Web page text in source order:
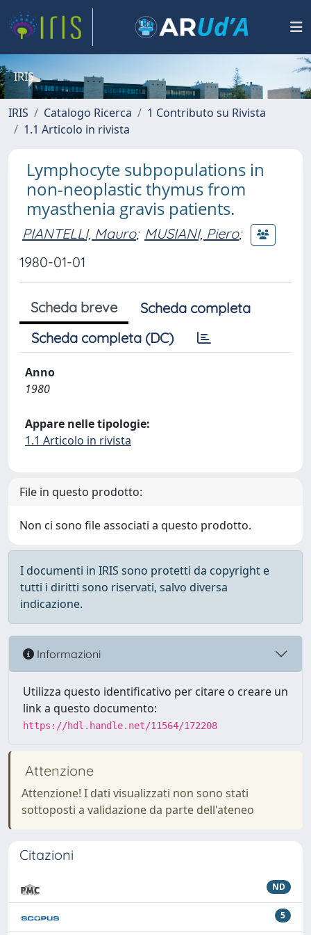
IRIS
IRIS Catalogo Ricerca
1 Contributo su Rivista
1.1 Articolo in rivista
Lymphocyte subpopulations in
non-neoplastic thymus from
myasthenia gravis patients.
PIANTELLI, Mauro; MUSIANI, Piero;
1980-01-01
Scheda breve
Scheda completa
Scheda completa (DC)
Anno
1980
Appare nelle tipologie:
1.1 Articolo in rivista
File in questo prodotto:
Non ci sono file associati a questo prodotto.
I documenti in IRIS sono protetti da copyright e
tutti i diritti sono riservati, salvo diversa
indicazione.
Informazioni
Utilizza questo identificativo per citare o creare un
link a questo documento:
https://hdl.handle.net/11564/172208
Attenzione
Attenzione! I dati visualizzati non sono stati
sottoposti a validazione da parte dell'ateneo
Citazioni
ND
5